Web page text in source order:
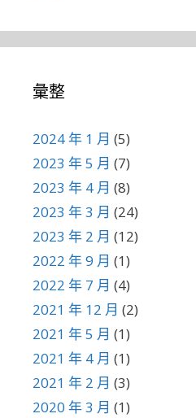
彙整
2024 年 1 月 (5)
2023 年 5 月 (7)
2023 年 4 月 (8)
2023 年 3 月 (24)
2023 年 2 月 (12)
2022 年 9 月 (1)
2022 年 7 月 (4)
2021 年 12 月 (2)
2021 年 5 月 (1)
2021 年 4 月 (1)
2021 年 2 月 (3)
2020 年 3 月 (1)